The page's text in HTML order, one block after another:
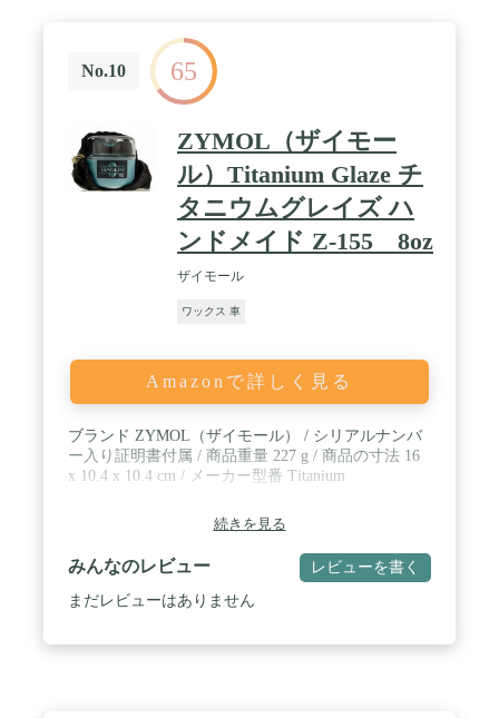
No.10 65
ZYMOL（ザイモー
ル）Titanium Glaze チ
タニウムグレイズ ハ
ンドメイド Z-155 8oz
ザイモール
ワックス 車
Amazonで詳しく見る
ブランド ZYMOL（ザイモール） / シリアルナンバ
ー入り証明書付属 / 商品重量 227 g / 商品の寸法 16
x 10.4 x 10.4 cm / メーカー型番 Titanium
続きを見る
みんなのレビュー レビューを書く
まだレビューはありません